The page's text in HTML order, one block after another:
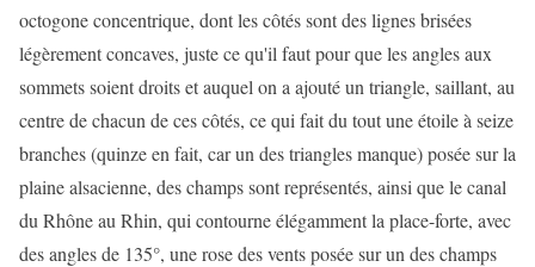
octogone concentrique, dont les côtés sont des lignes brisées
légèrement concaves, juste ce qu'il faut pour que les angles aux
sommets soient droits et auquel on a ajouté un triangle, saillant, au
centre de chacun de ces côtés, ce qui fait du tout une étoile à seize
branches (quinze en fait, car un des triangles manque) posée sur la
plaine alsacienne, des champs sont représentés, ainsi que le canal
du Rhône au Rhin, qui contourne élégamment la place-forte, avec
des angles de 135°, une rose des vents posée sur un des champs